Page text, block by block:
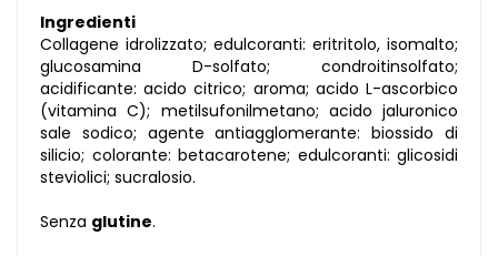
Ingredienti
Collagene idrolizzato; edulcoranti: eritritolo, isomalto;
glucosamina D-solfato; condroitinsolfato;
acidificante: acido citrico; aroma; acido L-ascorbico
(vitamina C); metilsufonilmetano; acido jaluronico
sale sodico; agente antiagglomerante: biossido di
silicio; colorante: betacarotene; edulcoranti: glicosidi
steviolici; sucralosio.
Senza glutine.